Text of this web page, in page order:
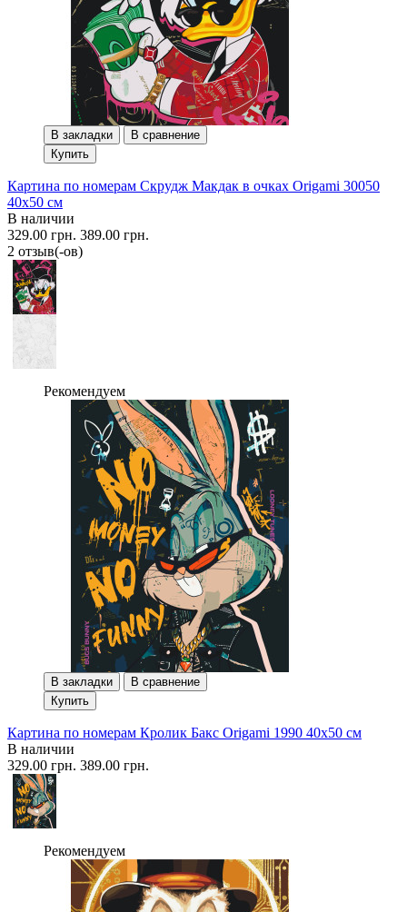
В закладки
В сравнение
Купить
Картина по номерам Скрудж Макдак в очках Origami 30050
40x50 см
В наличии
329.00 грн. 389.00 грн.
2 отзыв(-ов)
Рекомендуем
В закладки
В сравнение
Купить
Картина по номерам Кролик Бакс Origami 1990 40x50 см
В наличии
329.00 грн. 389.00 грн.
Рекомендуем